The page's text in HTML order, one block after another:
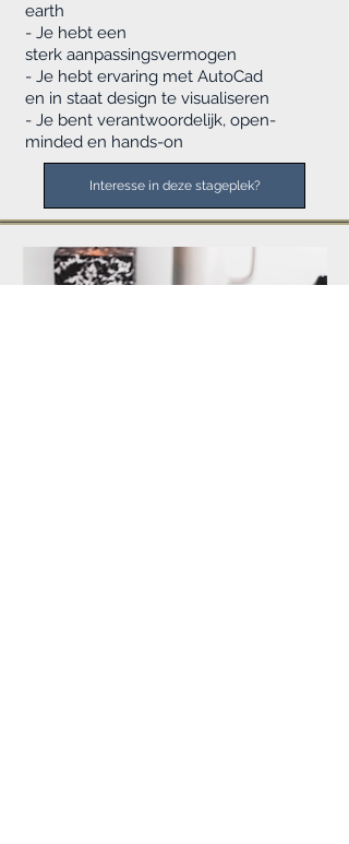
earth
- Je hebt een
sterk aanpassingsvermogen
- Je hebt ervaring met AutoCad
en in staat design te visualiseren
- Je bent verantwoordelijk, open-
minded en hands-on
Interesse in deze stageplek?